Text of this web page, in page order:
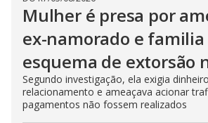
Mulher é presa por
ex-namorado e familia
esquema de extorsão
Segundo investigação, ela exigia
relacionamento e ameaçava acionar
pagamentos não fossem realizados